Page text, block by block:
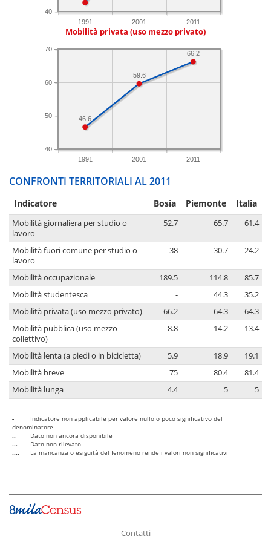
1991 2001 2011
40
Mobilità privata (uso mezzo privato)
1991 2001 2011
40
50
60
70
66.2
59.6
46.6
CONFRONTI TERRITORIALI AL 2011
Indicatore Bosia Piemonte Italia
Mobilità giornaliera per studio o
lavoro
52.7 65.7 61.4
Mobilità fuori comune per studio o
lavoro
38 30.7 24.2
Mobilità occupazionale 189.5 114.8
85.7
Mobilità studentesca
- 44.3
35.2
Mobilità privata (uso mezzo privato)
66.2 64.3
64.3
Mobilità pubblica (uso mezzo
collettivo)
8.8 14.2 13.4
Mobilità lenta (a piedi o in bicicletta) 5.9 18.9
19.1
Mobilità breve
75 80.4
81.4
Mobilità lunga
4.4 5 5
-
Indicatore non applicabile per valore nullo o poco significativo del
denominatore
..
Dato non ancora disponibile
...
Dato non rilevato
....
La mancanza o esiguità del fenomeno rende i valori non significativi
Contatti